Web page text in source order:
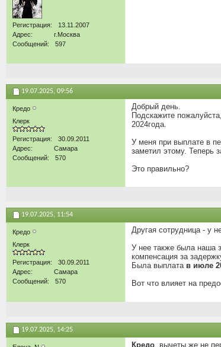
Регистрация
13.11.2007
Адрес
г.Москва
Сообщений
597
19.07.2025, 09:56
Кредо
Клерк
Регистрация
30.09.2011
Адрес
Самара
Сообщений
570
Добрый день.
Подскажите
2024года.
У меня при выплате в
заметил этому. Теперь
Это правильно?
19.07.2025, 11:54
Кредо
Клерк
Регистрация
30.09.2011
Адрес
Самара
Сообщений
570
Другая сотрудница - у
У нее также была наша
компенсация за
Была выплата в июле
Вот что влияет на
19.07.2025, 14:25
Кредо , вычеты же не